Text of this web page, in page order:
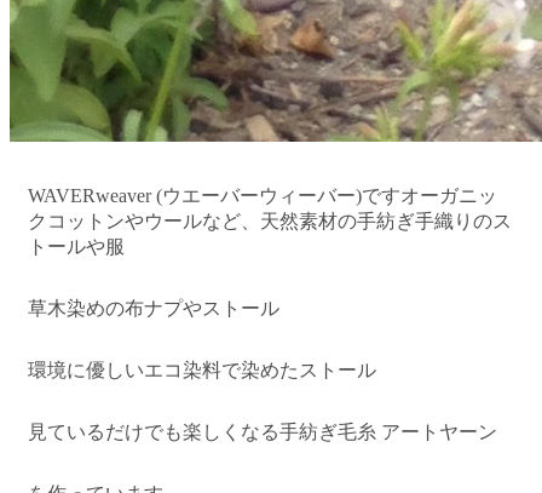
WAVERweaver (ウエーバーウィーバー)ですオーガニッ
クコットンやウールなど、 天然素材の手紡ぎ手織りのス
トールや服
草木染めの布ナプやストール
環境に優しいエコ染料で染めたストール
見ているだけでも楽しくなる手紡ぎ毛糸 アートヤーン